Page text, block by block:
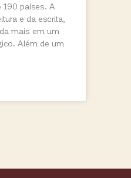
países. A
e da escrita,
mais em um
Além de um